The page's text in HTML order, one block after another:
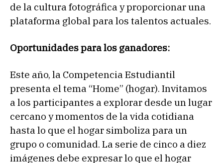
de la cultura fotográfica y proporcionar una
plataforma global para los talentos actuales.
Oportunidades para los ganadores:
Este año, la Competencia Estudiantil
presenta el tema “Home” (hogar). Invitamos
a los participantes a explorar desde un lugar
cercano y momentos de la vida cotidiana
hasta lo que el hogar simboliza para un
grupo o comunidad. La serie de cinco a diez
imágenes debe expresar lo que el hogar